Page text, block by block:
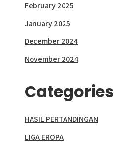
February 2025
January 2025
December 2024
November 2024
Categories
HASIL PERTANDINGAN
LIGA EROPA